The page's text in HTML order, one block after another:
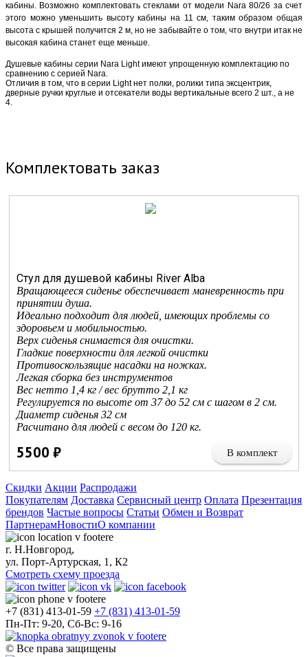
кабины. Возможно комплектовать стеклами от модели Nara 80/26 за счет
этого можно уменьшить высоту кабины на 11 см, таким образом общая
высота с крышей получится 2 м, но не забывайте о том, что внутри итак не
высокая кабина станет еще меньше.
Душевые кабины серии Nara Light имеют упрощенную комплектацию по
сравнению с серией Nara.
Отличия в том, что в серии Light нет полки, ролики типа эксцентрик,
дверные ручки круглые и отсекатели воды вертикальные всего 2 шт., а не
4.
Комплектовать заказ
Стул для душевой кабины River Alba
Вращающееся сиденье обеспечивает маневренность при
принятии душа.
Идеально подходит для людей, имеющих проблемы со
здоровьем и мобильностью.
Верх сиденья снимается для очистки.
Гладкие поверхности для легкой очистки
Противоскользящие насадки на ножках.
Легкая сборка без инструментов
Вес нетто 1,4 кг / вес брутто 2,1 кг
Регулируется по высоте от 37 до 52 см с шагом в 2 см.
Диаметр сиденья 32 см
Расчитано для людей с весом до 120 кг.
5500 ₽ В комплект
Скидки Акции Распродажи
Покупателям Доставка Сервисный центр Оплата Презентация
брендов Частые вопросы Статьи Обмен и Возврат
ПартнерамНовостиО компании
г. Н.Новгород,
ул. Порт-Артурская, 1, К2
Смотреть схему проезда
+7 (831) 413-01-59 +7 (831) 413-01-59
Пн-Пт: 9-20, Сб-Вс: 9-16
© Все права защищены